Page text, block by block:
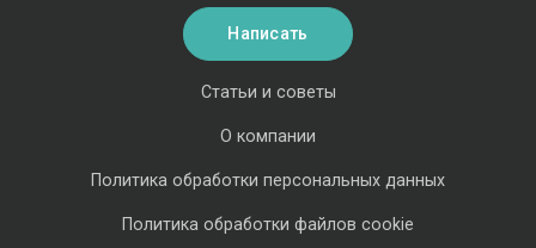
Статьи и советы
О компании
Политика обработки персональных данных
Политика обработки файлов cookie
Написать